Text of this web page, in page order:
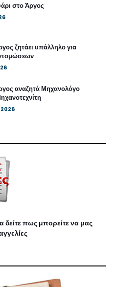
στο Άργος
ζητάει υπάλληλο για
αναζητά Μηχανολόγο
δείτε πως μπορείτε να μας